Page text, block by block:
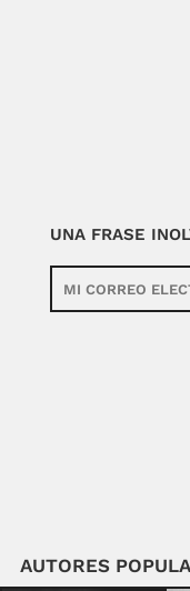
UNA FRASE
AUTORES